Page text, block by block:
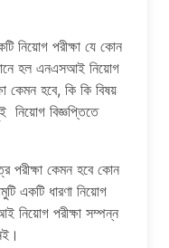
নিয়োগ পরীক্ষা যে কোন
হল এনএসআই নিয়োগ
কেমন হবে, কি কি বিষয়
নিয়োগ বিজ্ঞপ্তিতে
পরীক্ষা কেমন হবে কোন
একটি ধারণা নিয়োগ
নিয়োগ পরীক্ষা সম্পন্ন